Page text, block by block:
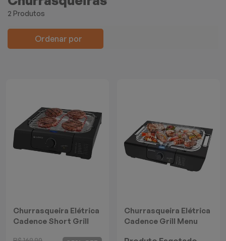
2 Produtos
Ordenar por
Churrasqueira Elétrica
Cadence Short Grill
Churrasqueira Elétrica
Cadence Grill Menu
Bebedouros
Cooktops